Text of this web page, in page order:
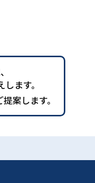
ます。
案します。